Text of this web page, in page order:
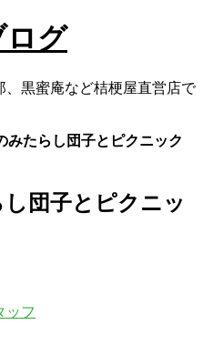
ログ
黒蜜庵など桔梗屋直営店で
みたらし団子とピクニック
団子とピクニッ
ッフ